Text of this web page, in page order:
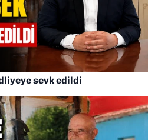
sevk edildi